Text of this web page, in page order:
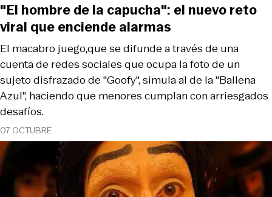
07 OCTUBRE
El macabro juego,que se difunde a través de una
cuenta de redes sociales que ocupa la foto de un
sujeto disfrazado de "Goofy", simula al de la "Ballena
Azul", haciendo que menores cumplan con arriesgados
desafíos.
"El hombre de la capucha": el nuevo reto
viral que enciende alarmas